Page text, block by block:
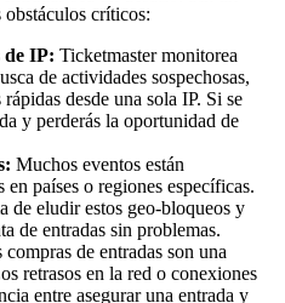
críticos:
de IP: Ticketmaster monitorea
de actividades sospechosas,
desde una sola IP. Si se
y perderás la oportunidad de
Muchos eventos están
países o regiones específicas.
de eludir estos geo-bloqueos y
de entradas sin problemas.
compras de entradas son una
retrasos en la red o conexiones
entre asegurar una entrada y